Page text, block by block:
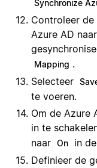
Synchronize
Controleer
Azure AD
Mapping .
Selecteer
te voeren.
Om de Azure
in te
naar On in
Definieer de